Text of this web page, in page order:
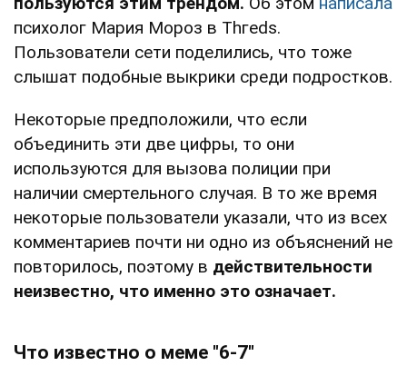
психолог Мария Мороз в Тһгеԁѕ.
Пользователи сети поделились, что тоже
слышат подобные выкрики среди подростков.
Некоторые предположили, что если
объединить эти две цифры, то они
используются для вызова полиции при
наличии смертельного случая. В то же время
некоторые пользователи указали, что из всех
комментариев почти ни одно из объяснений не
повторилось, поэтому в действительности
неизвестно, что именно это означает.
Что известно о меме "6-7"